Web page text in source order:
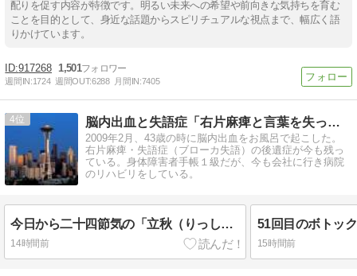
配りを促す内容が特徴です。明るい未来への希望や前向きな気持ちを育む
ことを目的として、身近な話題からスピリチュアルな視点まで、幅広く語
りかけています。
917268 1,501
週間IN:1724 週間OUT:6288 月間IN:7405
4 脳内出血と失語症「右片麻痺と言葉を失った人間」
2009年2月、43歳の時に脳内出血をお風呂で起こした。
右片麻痺・失語症（ブローカ失語）の後遺症が今も残っ
ている。身体障害者手帳１級だが、今も会社に行き病院
のリハビリをしている。
今日から二十四節気の「立秋（りっしゅう）」に入ります！(^_^)v（今日はバナナの日2026）
14時間前 15時間前